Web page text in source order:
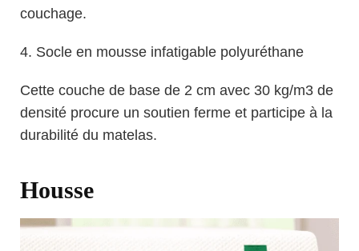
couchage.
4. Socle en mousse infatigable polyuréthane
Cette couche de base de 2 cm avec 30 kg/m3 de
densité procure un soutien ferme et participe à la
durabilité du matelas.
Housse